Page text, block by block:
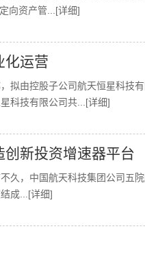
向资产管 ...[详细]
化运营
拟由控股子公司航天恒星科技
科技有限公司共 ...[详细]
新投资增速器平台
久，中国航天科技集团公司
成 ...[详细]